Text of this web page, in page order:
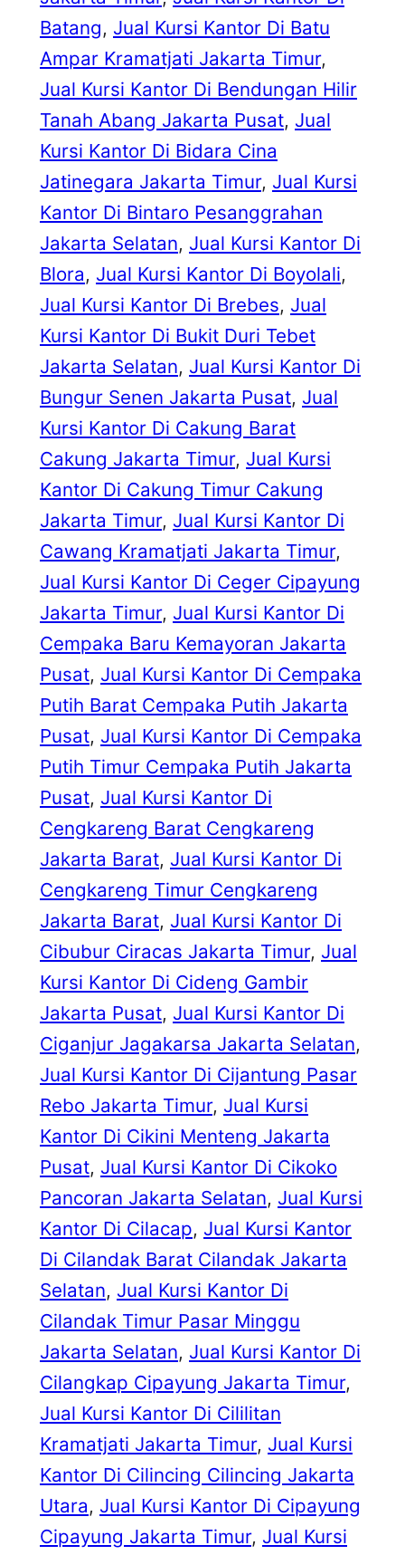
Batang, Jual Kursi Kantor Di Batu
Ampar Kramatjati Jakarta Timur
Jual Kursi Kantor Di Bendungan Hilir
Tanah Abang Jakarta Pusat, Jual
Kursi Kantor Di Bidara Cina
Jatinegara Jakarta Timur, Jual Kursi
Kantor Di Bintaro Pesanggrahan
Jakarta Selatan, Jual Kursi Kantor Di
Blora, Jual Kursi Kantor Di Boyolali
Jual Kursi Kantor Di Brebes, Jual
Kursi Kantor Di Bukit Duri Tebet
Jakarta Selatan, Jual Kursi Kantor Di
Bungur Senen Jakarta Pusat, Jual
Kursi Kantor Di Cakung Barat
Cakung Jakarta Timur, Jual Kursi
Kantor Di Cakung Timur Cakung
Jakarta Timur, Jual Kursi Kantor Di
Cawang Kramatjati Jakarta Timur
Jual Kursi Kantor Di Ceger Cipayung
Jakarta Timur, Jual Kursi Kantor Di
Cempaka Baru Kemayoran Jakarta
Pusat, Jual Kursi Kantor Di Cempaka
Putih Barat Cempaka Putih Jakarta
Pusat, Jual Kursi Kantor Di Cempaka
Putih Timur Cempaka Putih Jakarta
Pusat, Jual Kursi Kantor Di
Cengkareng Barat Cengkareng
Jakarta Barat, Jual Kursi Kantor Di
Cengkareng Timur Cengkareng
Jakarta Barat, Jual Kursi Kantor Di
Cibubur Ciracas Jakarta Timur, Jual
Kursi Kantor Di Cideng Gambir
Jakarta Pusat, Jual Kursi Kantor Di
Ciganjur Jagakarsa Jakarta Selatan
Jual Kursi Kantor Di Cijantung Pasar
Rebo Jakarta Timur, Jual Kursi
Kantor Di Cikini Menteng Jakarta
Pusat, Jual Kursi Kantor Di Cikoko
Pancoran Jakarta Selatan, Jual Kursi
Kantor Di Cilacap, Jual Kursi Kantor
Di Cilandak Barat Cilandak Jakarta
Selatan, Jual Kursi Kantor Di
Cilandak Timur Pasar Minggu
Jakarta Selatan, Jual Kursi Kantor Di
Cilangkap Cipayung Jakarta Timur
Jual Kursi Kantor Di Cililitan
Kramatjati Jakarta Timur, Jual Kursi
Kantor Di Cilincing Cilincing Jakarta
Utara, Jual Kursi Kantor Di Cipayung
Cipayung Jakarta Timur, Jual Kursi